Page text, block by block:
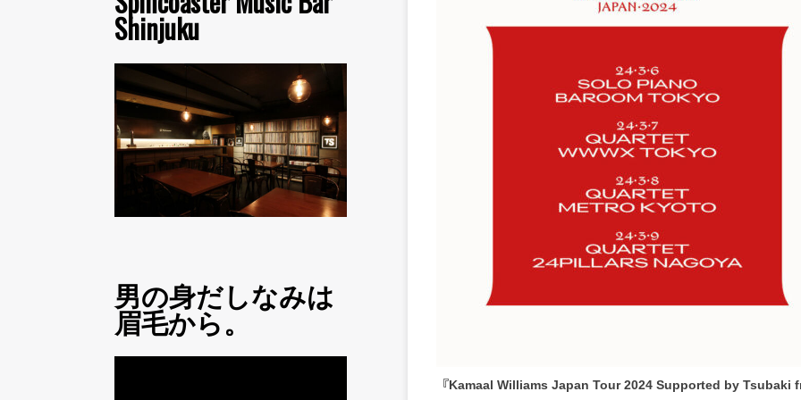
Shinjuku
男の身だしなみは
眉毛から。
『Kamaal Williams Japan Tour 2024 Supported by Tsubaki